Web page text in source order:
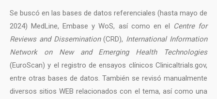
Se buscó en las bases de datos referenciales (hasta mayo de
2024) MedLine, Embase y WoS, así como en el Centre for
Reviews and Dissemination(CRD), International Information
Network on New and Emerging Health Technologies
(EuroScan) y el registro de ensayos clínicos Clinicaltrials.gov,
entre otras bases de datos. También se revisó manualmente
diversos sitios WEB relacionados con el tema, así como una